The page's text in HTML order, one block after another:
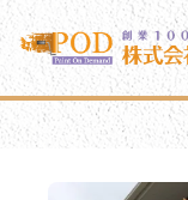
メインコンテンツ
株式会社ペイント
千葉の外壁塗装
株式会社ペイント
モバイルメニュー
PODのまちづくり